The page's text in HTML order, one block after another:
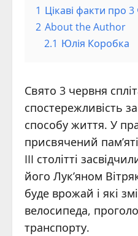
1 Цікаві факти про
2 About the Author
2.1 Юлія Коробка
Свято 3 червня
спостережливість
способу життя. У
присвячений
III столітті
його Лук’яном
буде врожай і які
велосипеда,
транспорту.